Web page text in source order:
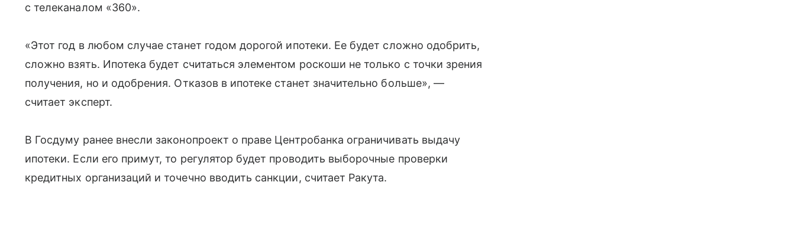
с телеканалом «360».
«Этот год в любом случае станет годом дорогой ипотеки. Ее будет сложно одобрить,
сложно взять. Ипотека будет считаться элементом роскоши не только с точки зрения
получения, но и одобрения. Отказов в ипотеке станет значительно больше», —
считает эксперт.
В Госдуму ранее внесли законопроект о праве Центробанка ограничивать выдачу
ипотеки. Если его примут, то регулятор будет проводить выборочные проверки
кредитных организаций и точечно вводить санкции, считает Ракута.